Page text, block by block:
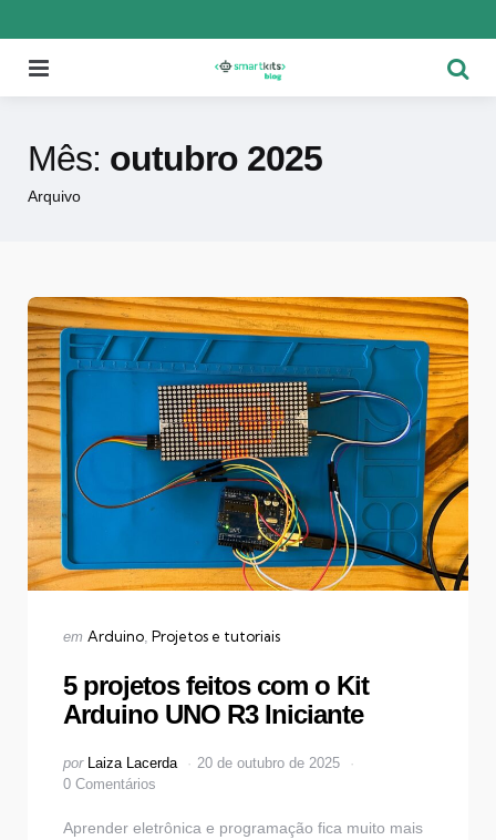
Arquivo
Mês: outubro 2025
Categorias
Publicado
em Arduino Projetos e tutoriais
5 projetos feitos com o Kit
Arduino UNO R3 Iniciante
Postado
por
por Laiza Lacerda
20 de outubro de 2025
0 Comentários
Aprender eletrônica e programação fica muito mais